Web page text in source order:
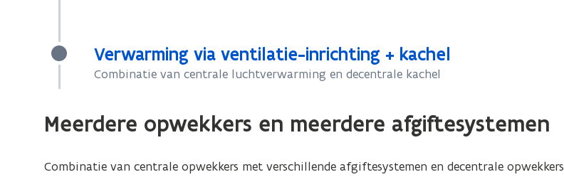
Verwarming via ventilatie-inrichting + kachel
Combinatie van centrale luchtverwarming en decentrale kachel
Meerdere opwekkers en meerdere afgiftesystemen
Combinatie van centrale opwekkers met verschillende afgiftesystemen en decentrale opwekkers